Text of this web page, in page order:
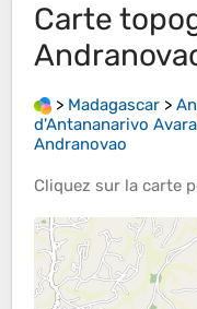
Carte
> Madagascar >
d'Antananarivo
Andranovao
Cliquez sur la carte